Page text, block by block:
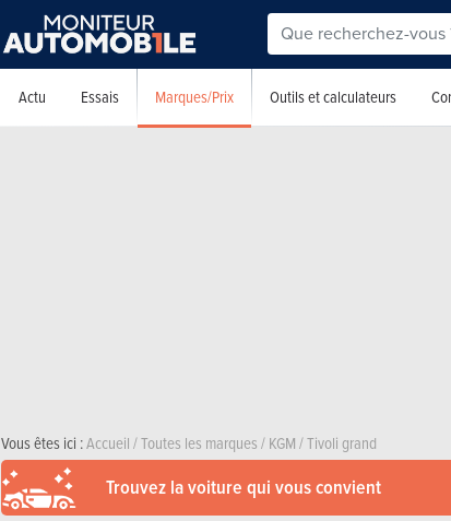
Actu Essais Marques/Prix Outils et calculateurs
Vous êtes ici :Accueil/Toutes les marques/KGM/Tivoli grand
Trouvez la voiture qui vous convient